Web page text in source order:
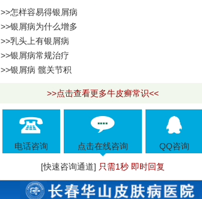
>>怎样容易得银屑病
>>银屑病为什么增多
>>乳头上有银屑病
>>银屑病常规治疗
>>银屑病 髋关节积
>>点击查看更多牛皮癣常识<<
电话咨询 点击在线咨询 QQ咨询
[快速咨询通道] 只需1秒 即时回复